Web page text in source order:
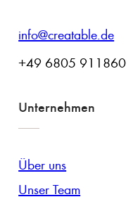
info@creatable.de
+49 6805 911860
Unternehmen
Über uns
Unser Team